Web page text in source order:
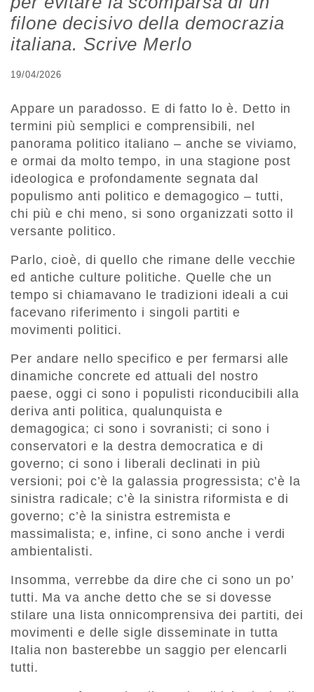
filone decisivo della democrazia
italiana. Scrive Merlo
19/04/2026
Appare un paradosso. E di fatto lo è. Detto in
termini più semplici e comprensibili, nel
panorama politico italiano – anche se viviamo,
e ormai da molto tempo, in una stagione post
ideologica e profondamente segnata dal
populismo anti politico e demagogico – tutti,
chi più e chi meno, si sono organizzati sotto il
versante politico.
Parlo, cioè, di quello che rimane delle vecchie
ed antiche culture politiche. Quelle che un
tempo si chiamavano le tradizioni ideali a cui
facevano riferimento i singoli partiti e
movimenti politici.
Per andare nello specifico e per fermarsi alle
dinamiche concrete ed attuali del nostro
paese, oggi ci sono i populisti riconducibili alla
deriva anti politica, qualunquista e
demagogica; ci sono i sovranisti; ci sono i
conservatori e la destra democratica e di
governo; ci sono i liberali declinati in più
versioni; poi c’è la galassia progressista; c’è la
sinistra radicale; c’è la sinistra riformista e di
governo; c’è la sinistra estremista e
massimalista; e, infine, ci sono anche i verdi
ambientalisti.
Insomma, verrebbe da dire che ci sono un po’
tutti. Ma va anche detto che se si dovesse
stilare una lista onnicomprensiva dei partiti, dei
movimenti e delle sigle disseminate in tutta
Italia non basterebbe un saggio per elencarli
tutti.